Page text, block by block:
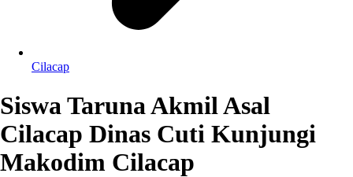
Cilacap
Siswa Taruna Akmil Asal
Cilacap Dinas Cuti Kunjungi
Makodim Cilacap